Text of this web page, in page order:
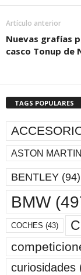
Artículo anterior
Nuevas grafías
casco Tonup de
TAGS POPULARES
ASTON MARTIN
BENTLEY (94)
BMW
COCHES (43)
curiosidades